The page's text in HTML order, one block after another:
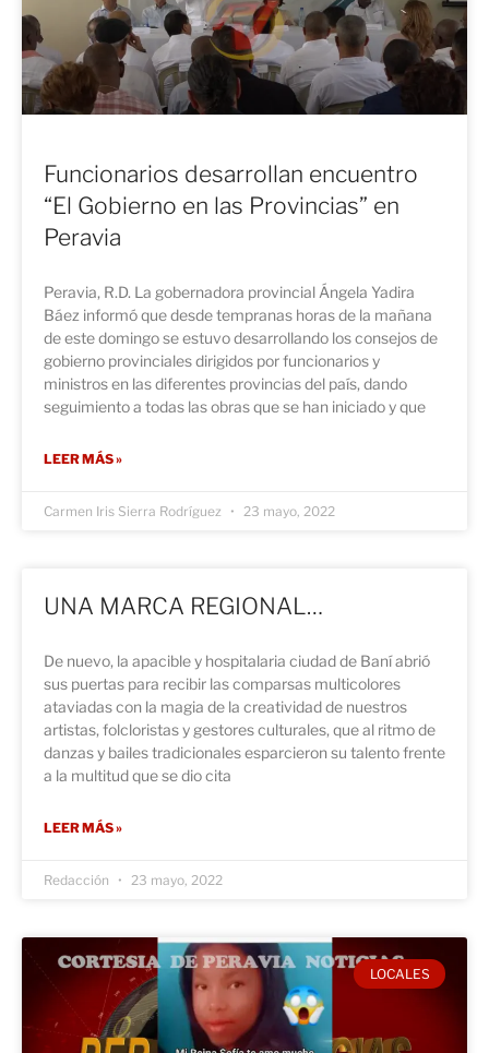
Funcionarios desarrollan encuentro
“El Gobierno en las Provincias” en
Peravia
Peravia, R.D. La gobernadora provincial Ángela Yadira
Báez informó que desde tempranas horas de la mañana
de este domingo se estuvo desarrollando los consejos de
gobierno provinciales dirigidos por funcionarios y
ministros en las diferentes provincias del país, dando
seguimiento a todas las obras que se han iniciado y que
LEER MÁS »
Carmen Iris Sierra Rodríguez 23 mayo, 2022
UNA MARCA REGIONAL…
De nuevo, la apacible y hospitalaria ciudad de Baní abrió
sus puertas para recibir las comparsas multicolores
ataviadas con la magia de la creatividad de nuestros
artistas, folcloristas y gestores culturales, que al ritmo de
danzas y bailes tradicionales esparcieron su talento frente
a la multitud que se dio cita
LEER MÁS »
Redacción 23 mayo, 2022
LOCALES